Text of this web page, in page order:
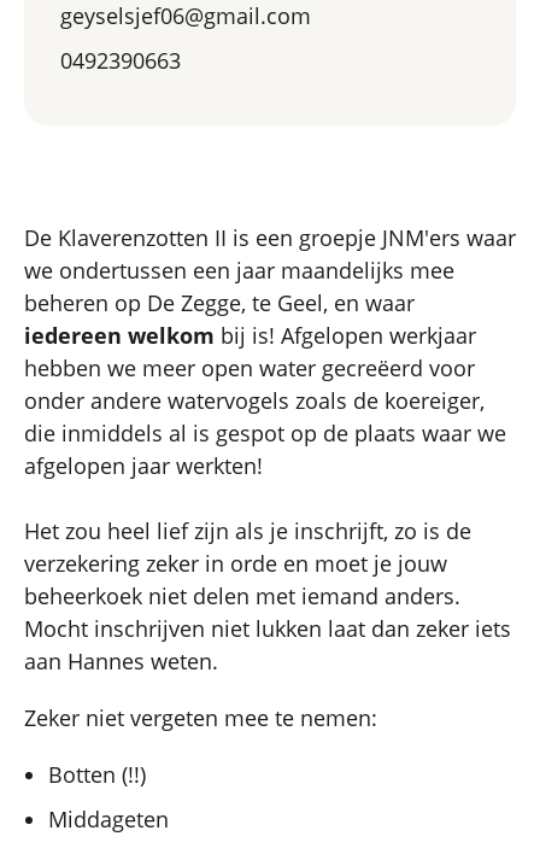
geyselsjef06@gmail.com
0492390663
De Klaverenzotten II is een groepje JNM'ers waar
we ondertussen een jaar maandelijks mee
beheren op De Zegge, te Geel, en waar
iedereen welkom bij is! Afgelopen werkjaar
hebben we meer open water gecreëerd voor
onder andere watervogels zoals de koereiger,
die inmiddels al is gespot op de plaats waar we
afgelopen jaar werkten!
Het zou heel lief zijn als je inschrijft, zo is de
verzekering zeker in orde en moet je jouw
beheerkoek niet delen met iemand anders.
Mocht inschrijven niet lukken laat dan zeker iets
aan Hannes weten.
Zeker niet vergeten mee te nemen:
Botten (!!)
Middageten